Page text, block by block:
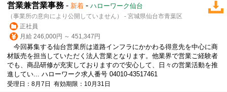
営業兼営業事務 - 新着 - ハローワーク仙台
（事業所の意向により公開していません） - 宮城県仙台市青葉区
正社員
月給 246,000円 ～ 451,347円
今回募集する仙台営業所は道路インフラにかかわる得意先を中心に商
材販売を担当していただく法人営業となります。他業界で営業ご経験者
でも、商品研修が充実しておりますので安心して、日々の営業活動を推
進してい... ハローワーク求人番号 04010-43517461
受理日：8月7日 有効期限：10月31日